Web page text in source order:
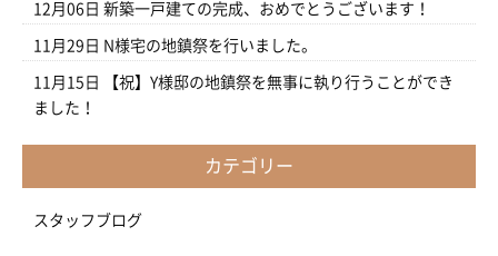
12月06日 新築一戸建ての完成、おめでとうございます！
11月29日 N様宅の地鎮祭を行いました。
11月15日
【祝】Y様邸の地鎮祭を無事に執り行うことができ
ました！
カテゴリー
スタッフブログ